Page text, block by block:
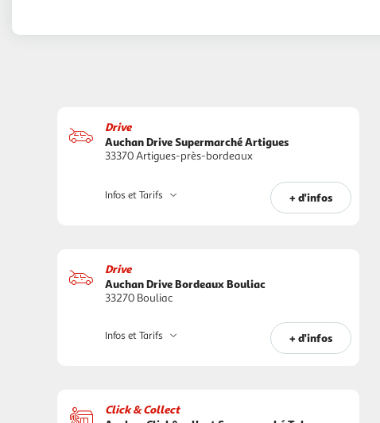
Drive
Auchan Drive Supermarché Artigues
33370 Artigues-près-bordeaux
+ d'infos
Infos et Tarifs
Drive
Auchan Drive Bordeaux Bouliac
33270 Bouliac
+ d'infos
Infos et Tarifs
Click & Collect